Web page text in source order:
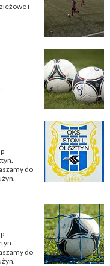
i
do
do